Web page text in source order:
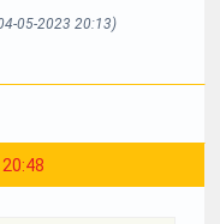
05-2023 20:13)